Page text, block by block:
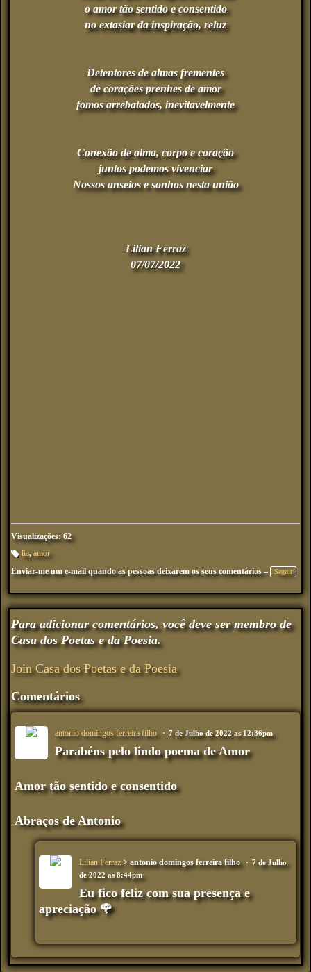
o amor tão sentido e consentido
no extasiar da inspiração, reluz
Detentores de almas frementes
de corações prenhes de amor
fomos arrebatados, inevitavelmente
Conexão de alma, corpo e coração
juntos podemos vivenciar
Nossos anseios e sonhos nesta união
Lilian Ferraz
07/07/2022
Visualizações: 62
ar
ca
es
:
lia,amor
Enviar-me um e-mail quando as pessoas deixarem os seus comentários –
Seguir
Para adicionar comentários, você deve ser membro de
Casa dos Poetas e da Poesia.
Join Casa dos Poetas e da Poesia
Comentários
antonio domingos ferreira filho 7 de Julho de 2022 as 12:36pm
Parabéns pelo lindo poema de Amor
Amor tão sentido e consentido
Abraços de Antonio
Lilian Ferraz> antonio domingos ferreira filho
7 de Julho
de 2022 as 8:44pm
Eu fico feliz com sua presença e
apreciação 🌹